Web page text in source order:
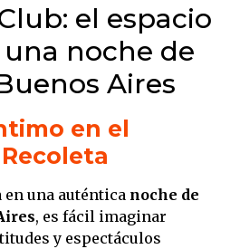
el espacio
noche de
Aires
en el
en una auténtica noche de
, es fácil imaginar
y espectáculos